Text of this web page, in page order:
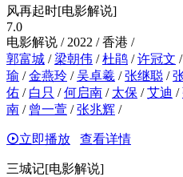
风再起时[电影解说]
7.0
电影解说 / 2022 / 香港 /
郭富城 /梁朝伟 /杜鹃 /许冠文 /
瑜 /金燕玲 /吴卓羲 /张继聪 /
佑 / 白只 /何启南 / 太保 /艾迪 /
南 / 曾一萱 /张兆辉 /
立即播放 查看详情
三城记[电影解说]